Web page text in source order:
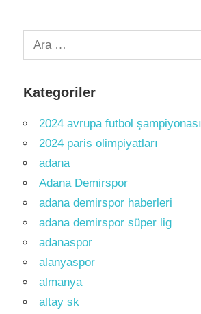
Arama:
Kategoriler
2024 avrupa futbol şampiyonası
2024 paris olimpiyatları
adana
Adana Demirspor
adana demirspor haberleri
adana demirspor süper lig
adanaspor
alanyaspor
almanya
altay sk